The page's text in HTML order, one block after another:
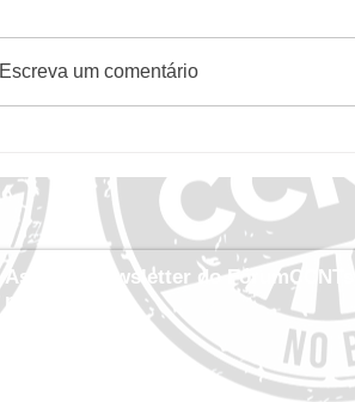
Medicamentos, Diagnósticos e
Dispositivos Médicos para CCNTs
Escreva um comentário
Assine a newsletter do
por dentro!